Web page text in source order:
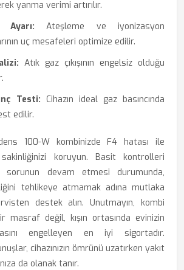
yanma verimi artırılır.
Ateşleme ve iyonizasyon
uç mesafeleri optimize edilir.
Atık gaz çıkışının engelsiz olduğu
Testi: Cihazın ideal gaz basıncında
edilir.
100-W kombinizde F4 hatası ile
sakinliğinizi koruyun. Basit kontrolleri
sorunun devam etmesi durumunda,
tehlikeye atmamak adına mutlaka
destek alın. Unutmayın, kombi
masraf değil, kışın ortasında evinizin
engelleyen en iyi sigortadır.
cihazınızın ömrünü uzatırken yakıt
da olanak tanır.